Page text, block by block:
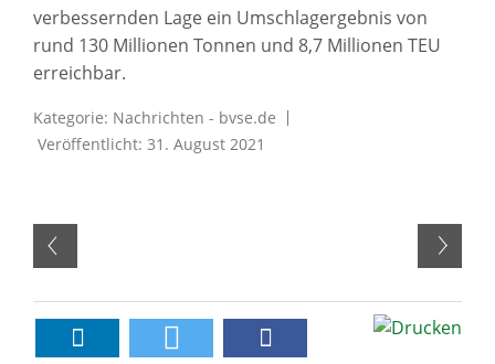
verbessernden Lage ein Umschlagergebnis von
rund 130 Millionen Tonnen und 8,7 Millionen TEU
erreichbar.
Kategorie: Nachrichten - bvse.de
Veröffentlicht: 31. August 2021